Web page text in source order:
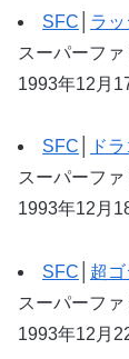
SFC
ラ
スーパーファ
1993年12月
SFC
ド
スーパーファ
1993年12月
SFC
超ゴ
スーパーファ
1993年12月